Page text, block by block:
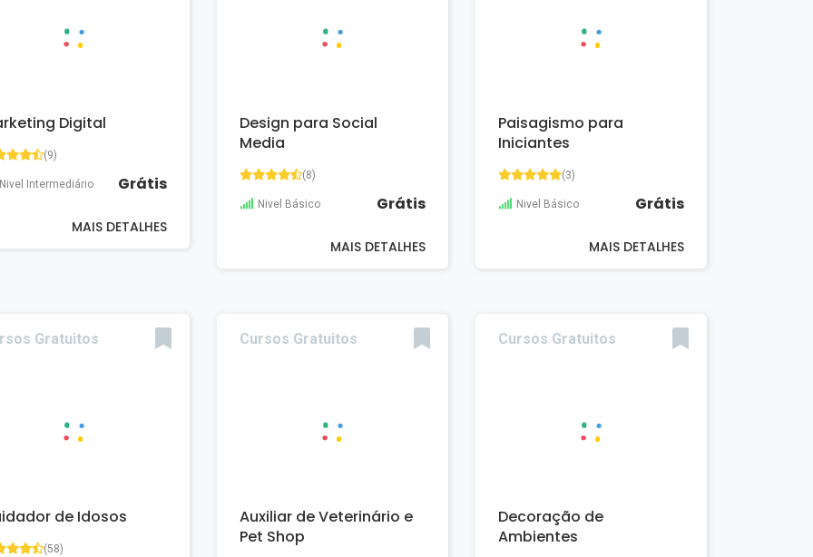
Digital
(9)
Nivel Intermediário Grátis
MAIS DETALHES
Design para Social
Media
(8)
Nivel Básico Grátis
MAIS DETALHES
Paisagismo para
Iniciantes
(3)
Nivel Básico Grátis
MAIS DETALHES
Gratuitos
de Idosos
(58)
Cursos Gratuitos
Auxiliar de Veterinário e
Pet Shop
Cursos Gratuitos
Decoração de
Ambientes